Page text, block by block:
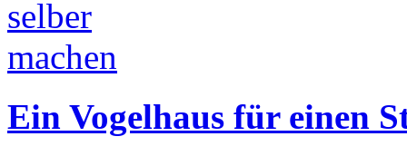
Ein Vogelhaus für einen